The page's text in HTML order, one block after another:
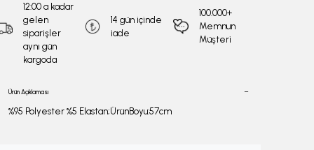
12:00 a kadar
gelen
siparişler
aynı gün
kargoda
14 gün içinde
iade
100.000+
Memnun
Müşteri
Ürün Açıklaması
%95 Polyester %5 Elastan;ÜrünBoyu:57cm